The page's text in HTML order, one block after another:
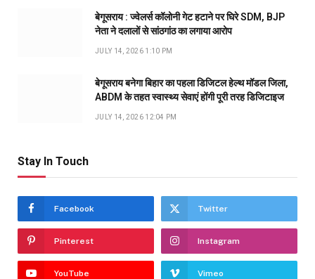
बेगूसराय : ज्वेलर्स कॉलोनी गेट हटाने पर घिरे SDM, BJP
नेता ने दलालों से सांठगांठ का लगाया आरोप
JULY 14, 2026 1:10 PM
बेगूसराय बनेगा बिहार का पहला डिजिटल हेल्थ मॉडल जिला,
ABDM के तहत स्वास्थ्य सेवाएं होंगी पूरी तरह डिजिटाइज
JULY 14, 2026 12:04 PM
Stay In Touch
Facebook Twitter
Pinterest Instagram
YouTube Vimeo